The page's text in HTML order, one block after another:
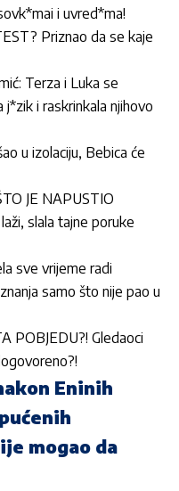
i uvred*ma!
Priznao da se kaje
Terza i Luka se
i raskrinkala njihovo
u izolaciju, Bebica će
JE NAPUSTIO
slala tajne poruke
sve vrijeme radi
samo što nije pao u
POBJEDU?! Gledaoci
Eninih
mogao da